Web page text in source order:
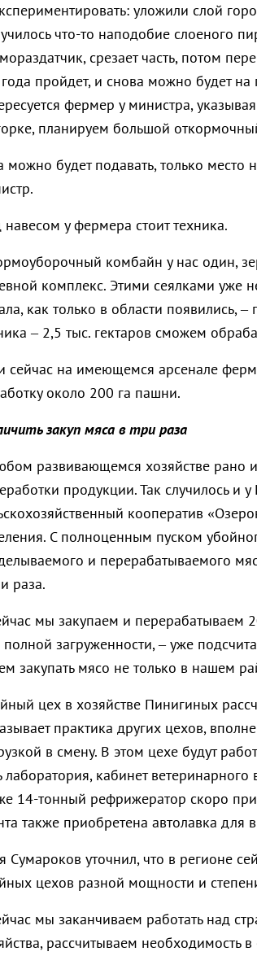
уложили слой
что-то наподобие слоеного
срезает часть, потом
пройдет, и снова можно будет на
фермер у министра,
планируем большой
можно будет подавать, только место
у фермера стоит техника.
комбайн у нас один,
комплекс. Этими сеялками уже
как только в области появились,
– 2,5 тыс. гектаров сможем
сейчас на имеющемся арсенале
около 200 га пашни.
закуп мяса в три раза
развивающемся хозяйстве рано
продукции. Так случилось и
кооператив
С полноценным пуском
и перерабатываемого
раза.
мы закупаем и перерабатываем
загруженности, – уже
закупать мясо не только в нашем
цех в хозяйстве Пинигиных
практика других цехов,
в смену. В этом цехе будут
лаборатория, кабинет
14-тонный рефрижератор скоро
также приобретена автолавка для
Сумароков уточнил, что в регионе
цехов разной мощности и
мы заканчиваем работать над
рассчитываем необходимость